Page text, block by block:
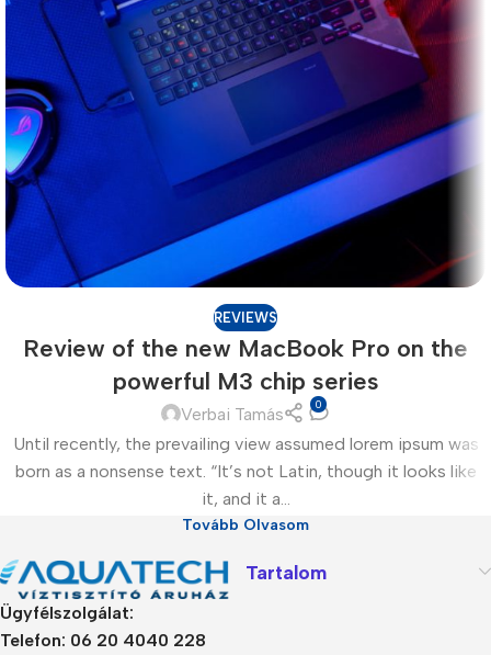
REVIEWS
Review of the new MacBook Pro on the
powerful M3 chip series
Verbai Tamás 0
Until recently, the prevailing view assumed lorem ipsum was
born as a nonsense text. “It’s not Latin, though it looks like
it, and it a...
Tovább Olvasom
Ügyfélszolgálat:
Telefon: 06 20 4040 228
Tartalom